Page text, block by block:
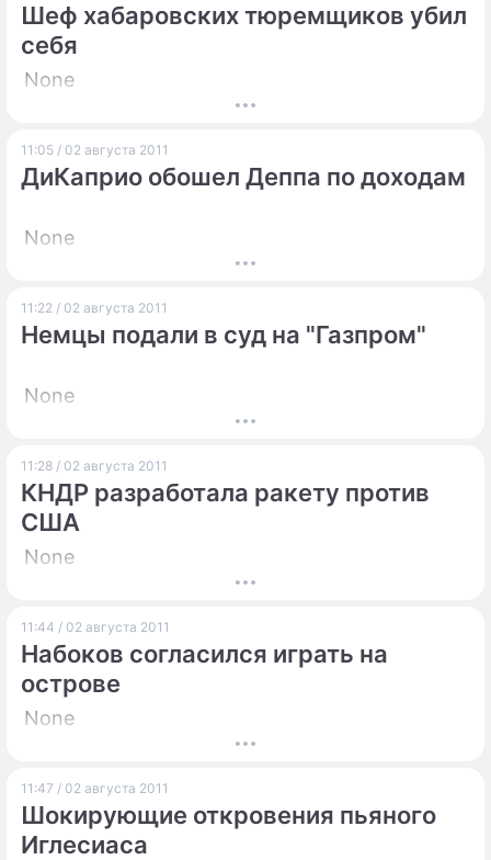
Шеф хабаровских тюремщиков убил
себя
None
11:05 / 02 августа 2011
ДиКаприо обошел Деппа по доходам
None
11:22 / 02 августа 2011
Немцы подали в суд на "Газпром"
None
11:28 / 02 августа 2011
КНДР разработала ракету против
США
None
11:44 / 02 августа 2011
Набоков согласился играть на
острове
None
11:47 / 02 августа 2011
Шокирующие откровения пьяного
Иглесиаса